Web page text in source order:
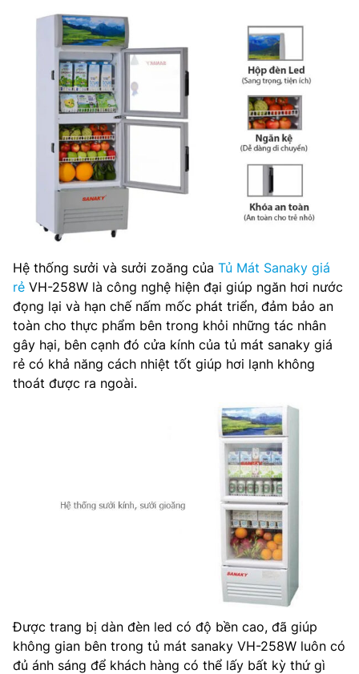
Hệ thống sưởi và sưởi zoăng của Tủ Mát Sanaky giá
rẻ VH-258W là công nghệ hiện đại giúp ngăn hơi nước
đọng lại và hạn chế nấm mốc phát triển, đảm bảo an
toàn cho thực phẩm bên trong khỏi những tác nhân
gây hại, bên cạnh đó cửa kính của tủ mát sanaky giá
rẻ có khả năng cách nhiệt tốt giúp hơi lạnh không
thoát được ra ngoài.
Được trang bị dàn đèn led có độ bền cao, đã giúp
không gian bên trong tủ mát sanaky VH-258W luôn có
đủ ánh sáng để khách hàng có thể lấy bất kỳ thứ gì